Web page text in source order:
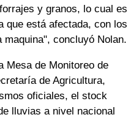
y granos, lo cual es
que está afectada, con los
concluyó Nolan.
Mesa de Monitoreo de
de Agricultura,
oficiales, el stock
lluvias a nivel nacional